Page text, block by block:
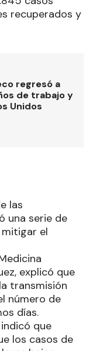
recuperados y
regresó a
de trabajo y
Unidos
las
una serie de
el
explicó que
transmisión
número de
días.
que
los casos de